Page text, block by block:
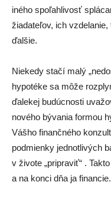
iného spoľahlivosť
žiadateľov, ich
ďalšie.
Niekedy stačí malý
hypotéke sa môže
ďalekej budúcnosti
nového bývania formou
Vášho finančného
podmienky jednotlivých
v živote „pripraviť“ .
a na konci dňa ja financie.